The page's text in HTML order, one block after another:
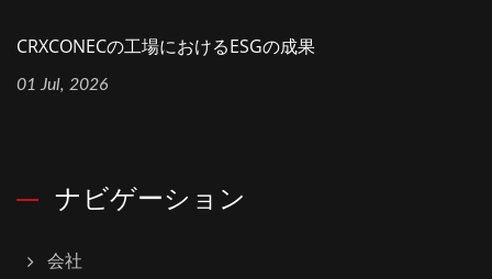
CRXCONECの工場におけるESGの成果
01 Jul, 2026
ナビゲーション
会社